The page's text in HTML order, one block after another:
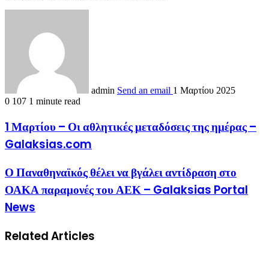
admin Send an email 1 Μαρτίου 2025
0 107 1 minute read
1 Μαρτίου – Οι αθλητικές μεταδόσεις της ημέρας –
Galaksias.com
Ο Παναθηναϊκός θέλει να βγάλει αντίδραση στο
ΟΑΚΑ παραμονές του ΑΕΚ – Galaksias Portal
News
Related Articles